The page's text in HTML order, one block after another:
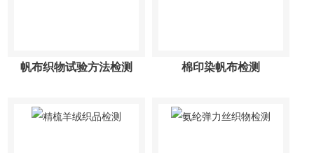
帆布织物试验方法检测 棉印染帆布检测